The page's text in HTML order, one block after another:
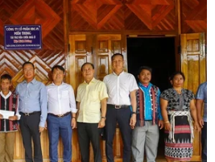
Tổng Giám đốc CMC Japan (trái).
Thanh Tùng/TTXVN)
Dần 2022 đang tới gần,
Bản đều hy vọng trong